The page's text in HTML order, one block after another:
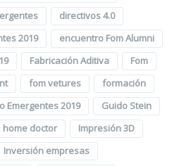
directivos 4.0
2019
encuentro Fom Alumni
Fabricación Aditiva
Fom
fom vetures
formación
Emergentes 2019
Guido Stein
home doctor
Impresión 3D
Inversión empresas